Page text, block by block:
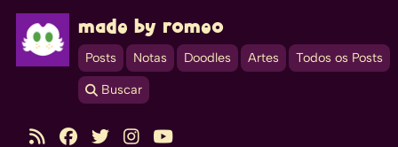
made by romeo
Posts Notas Doodles Artes Todos os Posts
 Buscar
    